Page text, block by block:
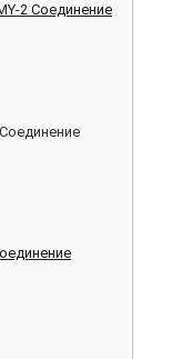
2 Соединение